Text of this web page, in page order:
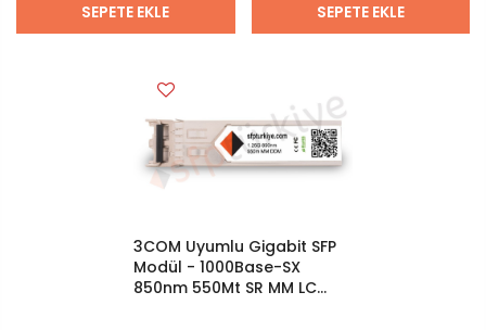
SEPETE EKLE SEPETE EKLE
3COM Uyumlu Gigabit SFP
Modül - 1000Base-SX
850nm 550Mt SR MM LC